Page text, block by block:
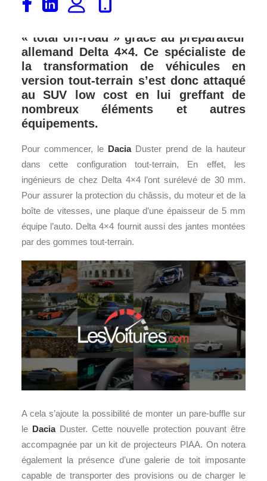
équipé de la transmission intégrale
« total off-road » grâce au préparateur
allemand Delta 4×4. Ce spécialiste de
la transformation de véhicules en
version tout-terrain s’est donc attaqué
au SUV low cost en lui greffant de
nombreux éléments et autres
équipements.
Pour commencer, le DaciaDuster prend de la hauteur
dans cette configuration tout-terrain, En effet, les
ingénieurs de chez Delta 4×4 l’ont surélevé de 30 mm.
Pour assurer la protection du châssis, du moteur et de la
boîte de vitesses, une plaque d’une épaisseur de 5 mm
équipe l’auto. Delta 4×4 fournit aussi des jantes montées
par des gommes tout-terrain.
A cela s’ajoute la possibilité de monter un pare-buffle sur
le DaciaDuster. Cette nouvelle protection pouvant être
accompagnée par un kit de projecteurs PIAA. On notera
également la présence d’une galerie de toit imposante
capable de transporter des provisions ou de charger le